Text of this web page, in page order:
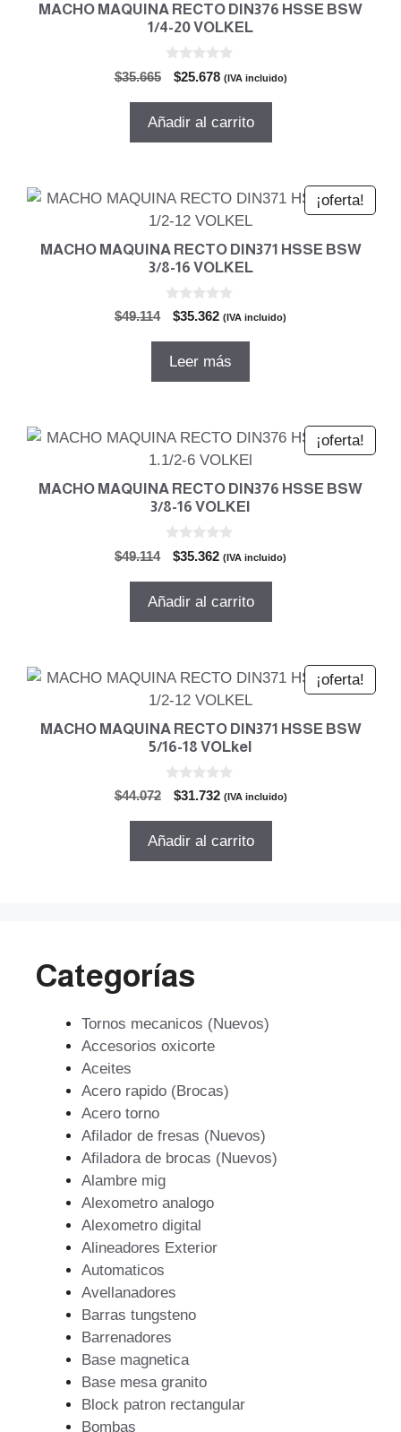
MACHO MAQUINA RECTO DIN376 HSSE BSW
1/4-20 VOLKEL
$35.665
El
original
$25.678El
actual
(IVA incluido)
Añadir al carrito
¡oferta!
MACHO MAQUINA RECTO DIN371 HSSE BSW
3/8-16 VOLKEL
$49.114
El
original
$35.362El
actual
(IVA incluido)
Leer más
¡oferta!
MACHO MAQUINA RECTO DIN376 HSSE BSW
3/8-16 VOLKEl
$49.114
El
original
$35.362El
actual
(IVA incluido)
Añadir al carrito
¡oferta!
MACHO MAQUINA RECTO DIN371 HSSE BSW
5/16-18 VOLkel
$44.072
El
original
$31.732El
actual
(IVA incluido)
Añadir al carrito
Categorías
Tornos mecanicos (Nuevos)
Accesorios oxicorte
Aceites
Acero rapido (Brocas)
Acero torno
Afilador de fresas (Nuevos)
Afiladora de brocas (Nuevos)
Alambre mig
Alexometro analogo
Alexometro digital
Alineadores Exterior
Automaticos
Avellanadores
Barras tungsteno
Barrenadores
Base magnetica
Base mesa granito
Block patron rectangular
Bombas